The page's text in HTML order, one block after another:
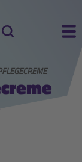
Warenkorb
Suche